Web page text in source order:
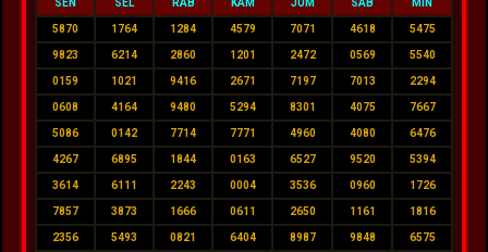
SEN SEL RAB KAM JUM SAB MIN
5870 1764 1284 4579 7071 4618 5475
9823 6214 2860 1201 2472 0569 5540
0159 1021 9416 2671 7197 7013 2294
0608 4164 9480 5294 8301 4075 7667
5086 0142 7714 7771 4960 4080 6476
4267 6895 1844 0163 6527 9520 5394
3614 6111 2243 0004 3536 0960 1726
7857 3873 1666 0611 2650 1161 1816
2356 5493 0821 6404 8987 9848 6575